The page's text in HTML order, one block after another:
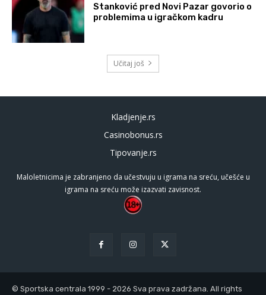
Stanković pred Novi Pazar govorio o
problemima u igračkom kadru
Učitaj još
Kladjenje.rs
Casinobonus.rs
Tipovanje.rs
Maloletnicima je zabranjeno da učestvuju u igrama na sreću, učešće u
igrama na sreću može izazvati zavisnost.
© Sportska centrala 1999 - 2026 Sva prava zadržana. All rights